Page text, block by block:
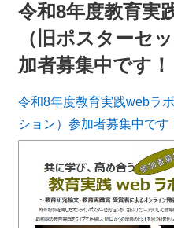
令和8年度教育実
（旧ポスターセ
加者募集中です！
令和8年度教育実践webラ
ション）参加者募集中です